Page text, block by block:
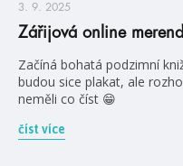
3. 9. 2025
Zářijová online
Začíná bohatá podzimní
budou sice plakat, ale
neměli co číst 😁
číst více